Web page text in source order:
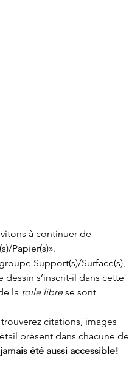
à continuer de
Papier(s)».
Support(s)/Surface(s),
s’inscrit-il dans cette
la toile libre se sont
citations, images
présent dans chacune de
jamais été aussi accessible!